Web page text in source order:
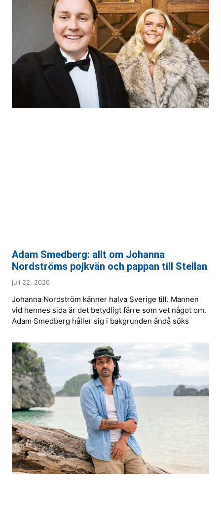
Adam Smedberg: allt om Johanna
Nordströms pojkvän och pappan till Stellan
juli 22, 2026
Johanna Nordström känner halva Sverige till. Mannen
vid hennes sida är det betydligt färre som vet något om.
Adam Smedberg håller sig i bakgrunden ändå söks